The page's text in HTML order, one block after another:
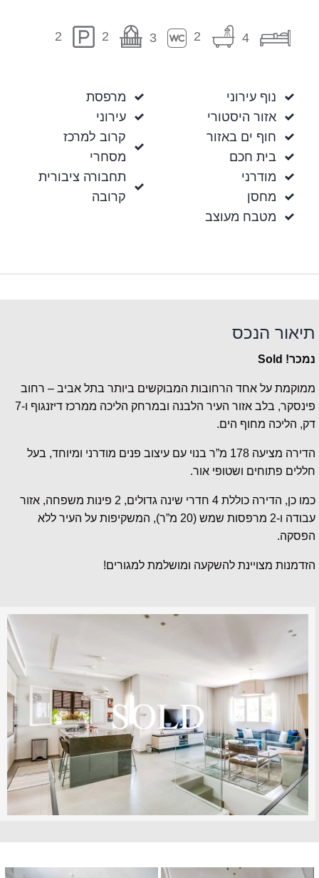
4
2
3
2
2
נוף עירוני
אזור היסטורי
חוף ים באזור
בית חכם
מודרני
מחסן
מטבח מעוצב
מרפסת
עירוני
קרוב למרכז
מסחרי
תחבורה ציבורית
קרובה
תיאור הנכס
נמכר! Sold
ממוקמת על אחד הרחובות המבוקשים ביותר בתל אביב – רחוב
פינסקר, בלב אזור העיר הלבנה ובמרחק הליכה ממרכז דיזנגוף ו-7
דק, הליכה מחוף הים.
הדירה מציעה 178 מ”ר בנוי עם עיצוב פנים מודרני ומיוחד, בעל
חללים פתוחים ושטופי אור.
כמו כן, הדירה כוללת 4 חדרי שינה גדולים, 2 פינות משפחה, אזור
עבודה ו-2 מרפסות שמש (20 מ”ר), המשקיפות על העיר ללא
הפסקה.
הזדמנות מצויינת להשקעה ומושלמת למגורים!